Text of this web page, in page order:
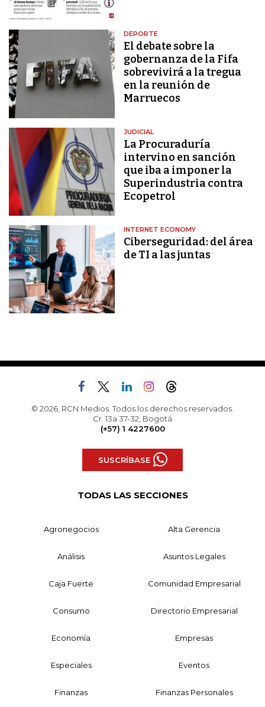
DEPORTE
El debate sobre la
gobernanza de la Fifa
sobrevivirá a la tregua
en la reunión de
Marruecos
JUDICIAL
La Procuraduría
intervino en sanción
que iba a imponer la
Superindustria contra
Ecopetrol
INTERNET ECONOMY
Ciberseguridad: del área
de TI a las juntas
© 2026, RCN Medios. Todos los derechos reservados.
Cr. 13a 37-32, Bogotá
(+57) 1 4227600
SUSCRÍBASE
TODAS LAS SECCIONES
Agronegocios Alta Gerencia
Análisis Asuntos Legales
Caja Fuerte Comunidad Empresarial
Consumo Directorio Empresarial
Economía Empresas
Especiales Eventos
Finanzas Finanzas Personales